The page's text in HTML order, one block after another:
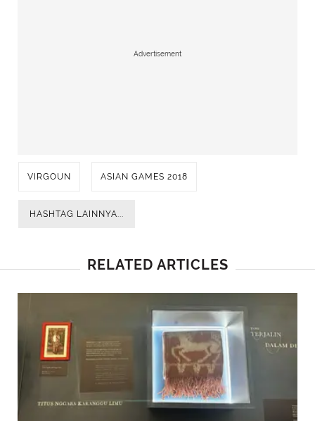
Advertisement
VIRGOUN ASIAN GAMES 2018
HASHTAG LAINNYA...
RELATED ARTICLES